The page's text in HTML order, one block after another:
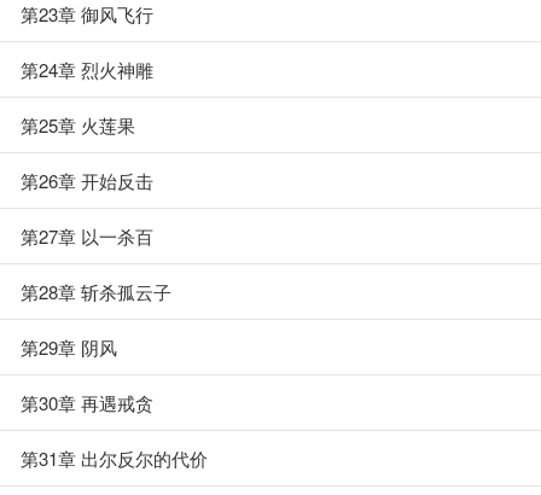
第23章 御风飞行
第24章 烈火神雕
第25章 火莲果
第26章 开始反击
第27章 以一杀百
第28章 斩杀孤云子
第29章 阴风
第30章 再遇戒贪
第31章 出尔反尔的代价